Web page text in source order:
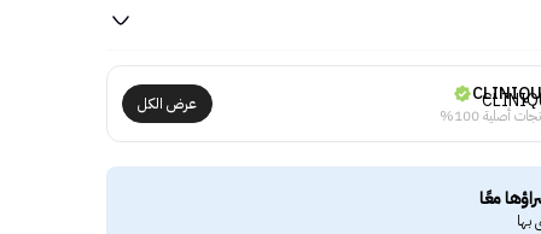
أصلية 100%
عرض الكل
معًا
بها